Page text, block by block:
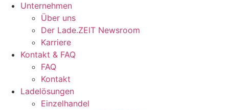
Unternehmen
Über uns
Der Lade.ZEIT Newsroom
Karriere
Kontakt & FAQ
FAQ
Kontakt
Ladelösungen
Einzelhandel